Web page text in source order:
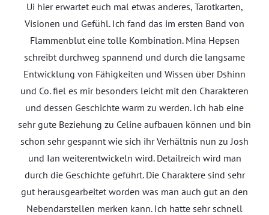
Ui hier erwartet euch mal etwas anderes, Tarotkarten,
Visionen und Gefühl. Ich fand das im ersten Band von
Flammenblut eine tolle Kombination. Mina Hepsen
schreibt durchweg spannend und durch die langsame
Entwicklung von Fähigkeiten und Wissen über Dshinn
und Co. fiel es mir besonders leicht mit den Charakteren
und dessen Geschichte warm zu werden. Ich hab eine
sehr gute Beziehung zu Celine aufbauen können und bin
schon sehr gespannt wie sich ihr Verhältnis nun zu Josh
und Ian weiterentwickeln wird. Detailreich wird man
durch die Geschichte geführt. Die Charaktere sind sehr
gut herausgearbeitet worden was man auch gut an den
Nebendarstellen merken kann. Ich hatte sehr schnell